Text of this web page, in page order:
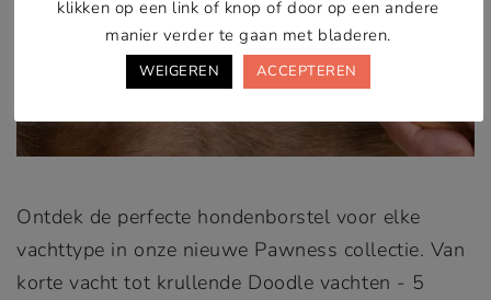
Ontdek de perfecte hondenborstel voor elke
vachttype in onze nieuwe Pawness collectie. Van
korte vacht tot krullende Doodle vachten - 5
klikken op een link of knop of door op een andere
manier verder te gaan met bladeren.
WEIGEREN ACCEPTEREN